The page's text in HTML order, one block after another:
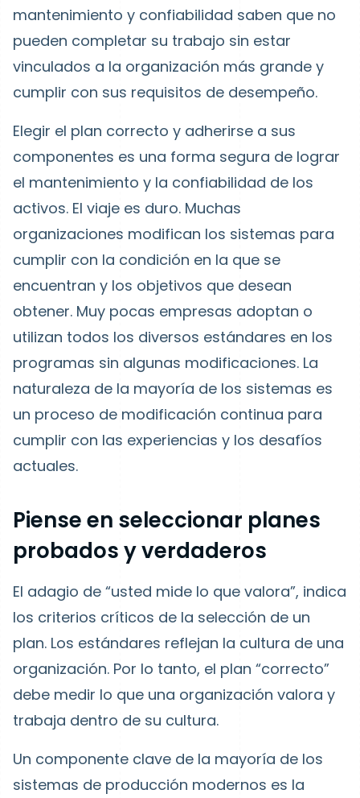
mantenimiento y confiabilidad saben que no
pueden completar su trabajo sin estar
vinculados a la organización más grande y
cumplir con sus requisitos de desempeño.
Elegir el plan correcto y adherirse a sus
componentes es una forma segura de lograr
el mantenimiento y la confiabilidad de los
activos. El viaje es duro. Muchas
organizaciones modifican los sistemas para
cumplir con la condición en la que se
encuentran y los objetivos que desean
obtener. Muy pocas empresas adoptan o
utilizan todos los diversos estándares en los
programas sin algunas modificaciones. La
naturaleza de la mayoría de los sistemas es
un proceso de modificación continua para
cumplir con las experiencias y los desafíos
actuales.
Piense en seleccionar planes
probados y verdaderos
El adagio de “usted mide lo que valora”, indica
los criterios críticos de la selección de un
plan. Los estándares reflejan la cultura de una
organización. Por lo tanto, el plan “correcto”
debe medir lo que una organización valora y
trabaja dentro de su cultura.
Un componente clave de la mayoría de los
sistemas de producción modernos es la